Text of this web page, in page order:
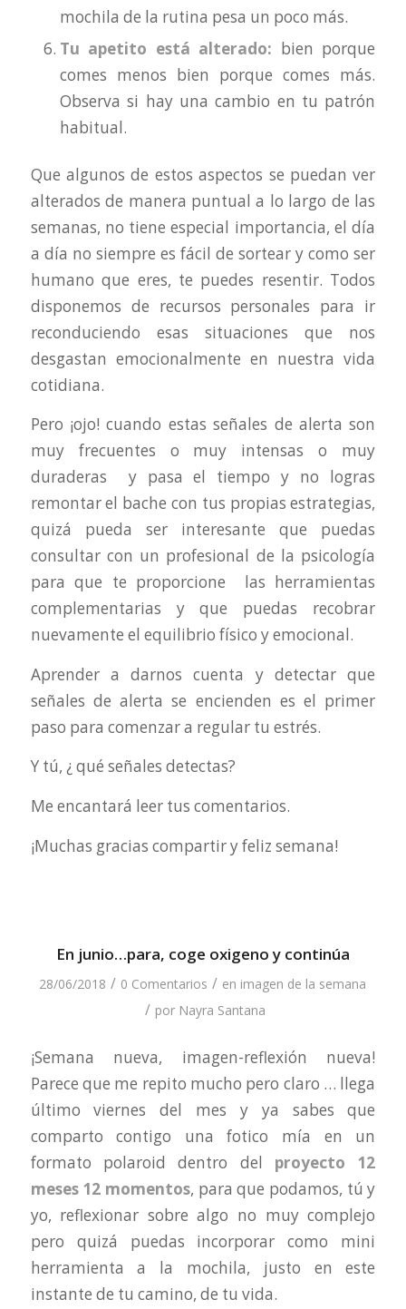
mochila de la rutina pesa un poco más.
Tu apetito está alterado: bien porque
comes menos bien porque comes más.
Observa si hay una cambio en tu patrón
habitual.
Que algunos de estos aspectos se puedan ver
alterados de manera puntual a lo largo de las
semanas, no tiene especial importancia, el día
a día no siempre es fácil de sortear y como ser
humano que eres, te puedes resentir. Todos
disponemos de recursos personales para ir
reconduciendo esas situaciones que nos
desgastan emocionalmente en nuestra vida
cotidiana.
Pero ¡ojo! cuando estas señales de alerta son
muy frecuentes o muy intensas o muy
duraderas y pasa el tiempo y no logras
remontar el bache con tus propias estrategias,
quizá pueda ser interesante que puedas
consultar con un profesional de la psicología
para que te proporcione las herramientas
complementarias y que puedas recobrar
nuevamente el equilibrio físico y emocional.
Aprender a darnos cuenta y detectar que
señales de alerta se encienden es el primer
paso para comenzar a regular tu estrés.
Y tú, ¿ qué señales detectas?
Me encantará leer tus comentarios.
¡Muchas gracias compartir y feliz semana!
En junio…para, coge oxigeno y continúa
28/06/2018 / 0 Comentarios / en imagen de la semana
/ por Nayra Santana
¡Semana nueva, imagen-reflexión nueva!
Parece que me repito mucho pero claro … llega
último viernes del mes y ya sabes que
comparto contigo una fotico mía en un
formato polaroid dentro del proyecto 12
meses 12 momentos, para que podamos, tú y
yo, reflexionar sobre algo no muy complejo
pero quizá puedas incorporar como mini
herramienta a la mochila, justo en este
instante de tu camino, de tu vida.